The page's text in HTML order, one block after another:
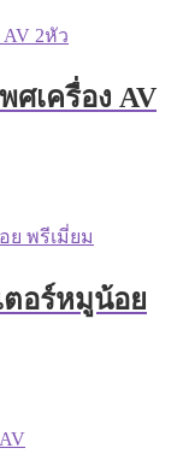
ศเครื่อง AV
ตอร์หมูน้อย